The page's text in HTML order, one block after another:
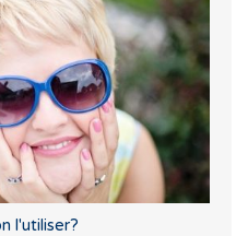
l'utiliser?